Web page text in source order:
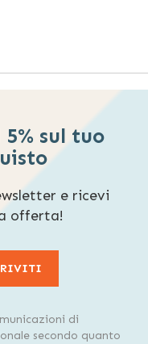
sul tuo
e ricevi
offerta!
di
secondo quanto